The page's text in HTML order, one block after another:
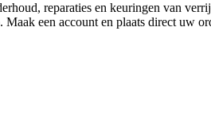
reparaties en keuringen van
een account en plaats direct uw